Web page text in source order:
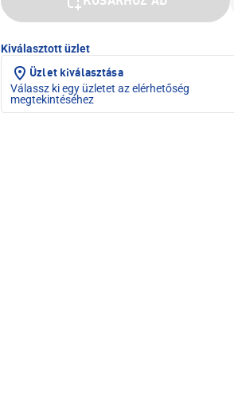
Kiválasztott üzlet
Üzlet kiválasztása
Válassz ki egy üzletet az elérhetőség
megtekintéséhez